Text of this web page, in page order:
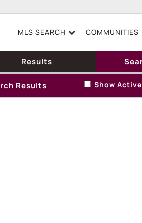
MLS SEARCH COMMUNITIES
Results
Results Show